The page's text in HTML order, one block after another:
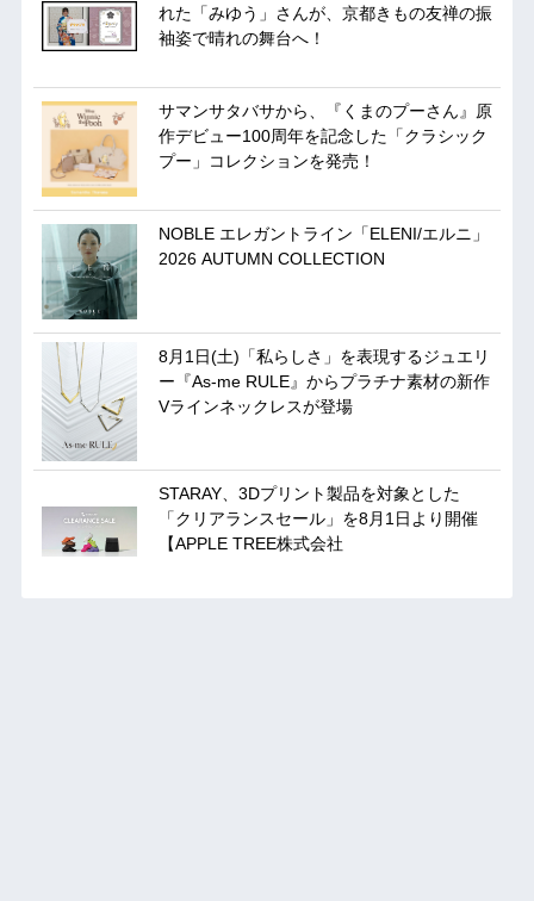
れた「みゆう」さんが、京都きもの友禅の振
袖姿で晴れの舞台へ！
サマンサタバサから、『くまのプーさん』原
作デビュー100周年を記念した「クラシック
プー」コレクションを発売！
NOBLE エレガントライン「ELENI/エルニ」
2026 AUTUMN COLLECTION
8月1日(土)「私らしさ」を表現するジュエリ
ー『As-me RULE』からプラチナ素材の新作
Vラインネックレスが登場
STARAY、3Dプリント製品を対象とした
「クリアランスセール」を8月1日より開催
【APPLE TREE株式会社